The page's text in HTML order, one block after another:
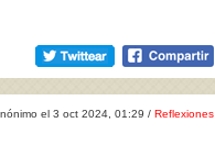
el 3 oct 2024, 01:29 / Reflexiones